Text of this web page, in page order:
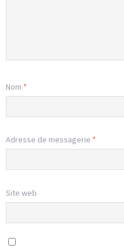
Nom *
Adresse de messagerie *
Site web